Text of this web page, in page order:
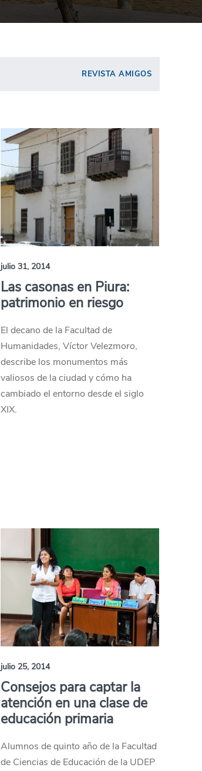
REVISTA AMIGOS
julio 31, 2014
Las casonas en Piura:
patrimonio en riesgo
El decano de la Facultad de
Humanidades, Víctor Velezmoro,
describe los monumentos más
valiosos de la ciudad y cómo ha
cambiado el entorno desde el siglo
XIX.
julio 25, 2014
Consejos para captar la
atención en una clase de
educación primaria
Alumnos de quinto año de la Facultad
de Ciencias de Educación de la UDEP